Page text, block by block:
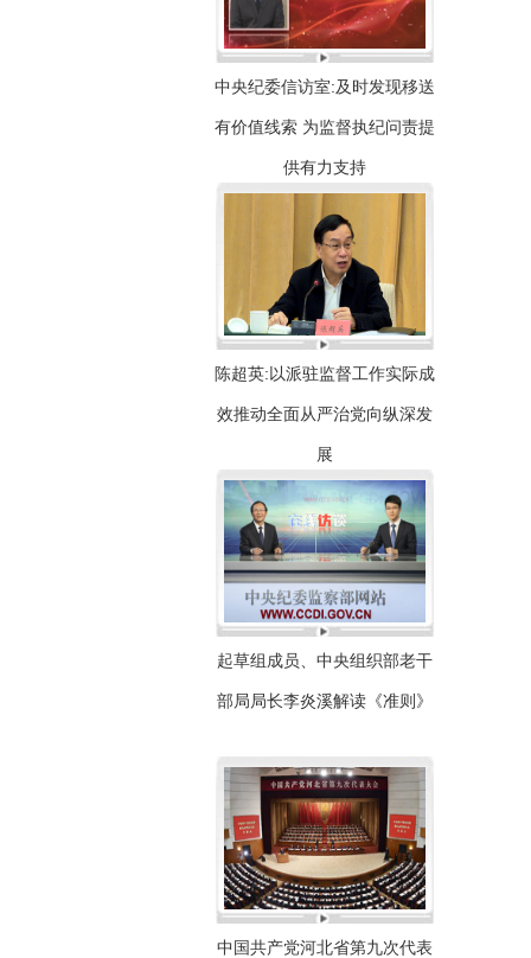
中央纪委信访室:及时发现移送
有价值线索 为监督执纪问责提
供有力支持
陈超英:以派驻监督工作实际成
效推动全面从严治党向纵深发
展
起草组成员、中央组织部老干
部局局长李炎溪解读《准则》
中国共产党河北省第九次代表